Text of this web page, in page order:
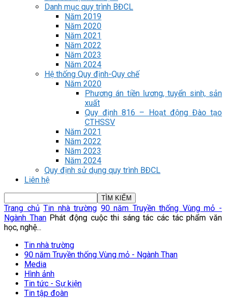
Danh mục quy trình BĐCL
Năm 2019
Năm 2020
Năm 2021
Năm 2022
Năm 2023
Năm 2024
Hệ thống Quy định-Quy chế
Năm 2020
Phương án tiền lương, tuyển sinh, sản
xuất
Quy định 816 – Hoạt động Đào tạo
CTHSSV
Năm 2021
Năm 2022
Năm 2023
Năm 2024
Quy định sử dụng quy trình BĐCL
Liên hệ
Trang chủ Tin nhà trường 90 năm Truyền thống Vùng mỏ -
Ngành Than Phát động cuộc thi sáng tác các tác phẩm văn
học, nghệ...
Tin nhà trường
90 năm Truyền thống Vùng mỏ - Ngành Than
Media
Hình ảnh
Tin tức - Sự kiện
Tin tập đoàn